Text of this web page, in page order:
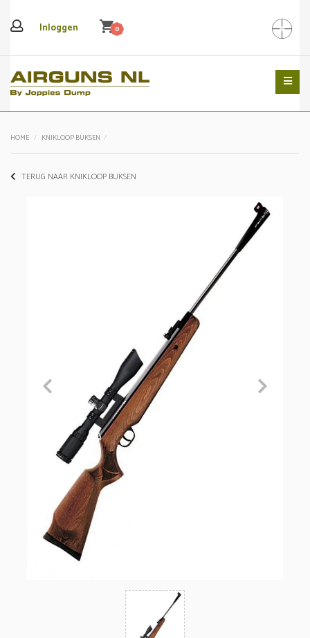
Inloggen shopping_cart0 Search
HOME KNIKLOOP BUKSEN
TERUG NAAR KNIKLOOP BUKSEN